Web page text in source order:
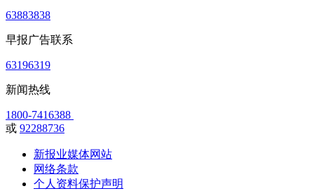
63883838
早报广告联系
63196319
新闻热线
1800-7416388
或 92288736
新报业媒体网站
网络条款
个人资料保护声明